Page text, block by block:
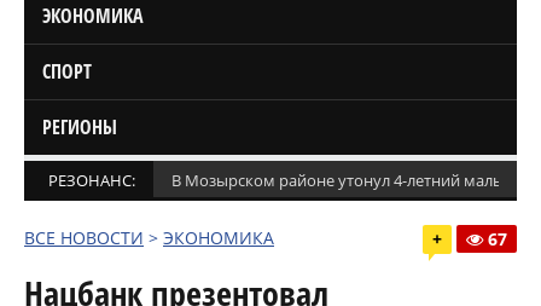
ЭКОНОМИКА
СПОРТ
РЕГИОНЫ
РЕЗОНАНС: В Мозырском районе утонул 4-летний мальчик
ВСЕ НОВОСТИ > ЭКОНОМИКА + 67
Нацбанк презентовал